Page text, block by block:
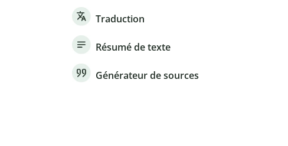
Traduction
Résumé de texte
Générateur de sources